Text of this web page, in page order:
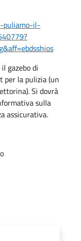
puliamo-il-
gazebo di
per la pulizia (un
Si dovrà
sulla
assicurativa.